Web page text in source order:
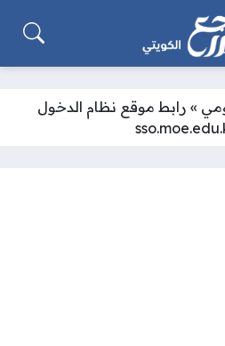
» رابط موقع نظام الدخول